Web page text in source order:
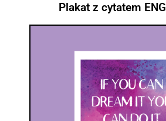
Plakat z cytatem